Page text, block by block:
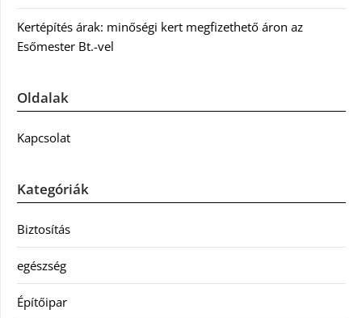
Kertépítés árak: minőségi kert megfizethető áron az
Esőmester Bt.-vel
Oldalak
Kapcsolat
Kategóriák
Biztosítás
egészség
Építőipar